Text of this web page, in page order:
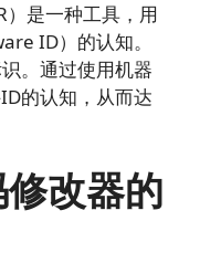
）是一种工具，用
ID）的认知。
。通过使用机器
的认知，从而达
改器的